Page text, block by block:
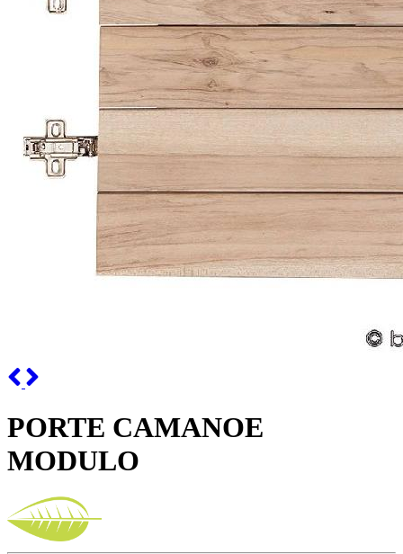
Previous
PORTE CAMANOE
MODULO